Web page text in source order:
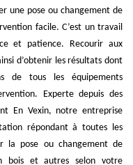
une pose ou changement de
facile. C’est un travail
et patience. Recourir aux
d’obtenir les résultats dont
de tous les équipements
Experte depuis des
En Vexin, notre entreprise
répondant à toutes les
la pose ou changement de
bois et autres selon votre